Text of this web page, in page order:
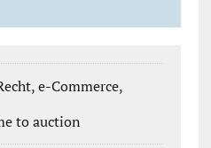
e-Commerce,
to auction